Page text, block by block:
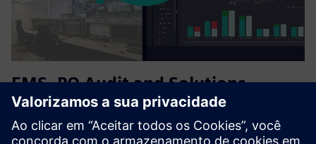
EMS, PQ Audit and Solutions,
Management Audit Consultancy
Avalie o desempenho energético e implemente sistemas de